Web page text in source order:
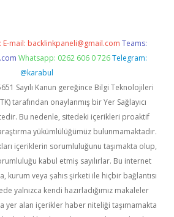
E-mail: backlinkpaneli@gmail.com Teams:
Whatsapp: 0262 606 0 726 Telegram:
@karabul
Sayılı Kanun gereğince Bilgi Teknolojileri
tarafından onaylanmış bir Yer Sağlayıcı
Bu nedenle, sitedeki içerikleri proaktif
yükümlülüğümüz bulunmamaktadır.
içeriklerin sorumluluğunu taşımakta olup,
kabul etmiş sayılırlar. Bu internet
kurum veya şahıs şirketi ile hiçbir bağlantısı
yalnızca kendi hazırladığımız makaleler
yer alan içerikler haber niteliği taşımamakta